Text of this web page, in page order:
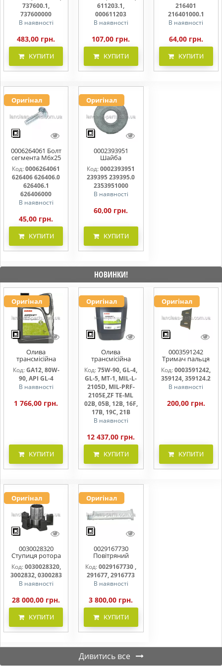
737600000
737600.1,
737600000
В наявності
483,00 грн.
КУПИТИ
000611203
611203.1,
000611203
В наявності
107,00 грн.
КУПИТИ
216401000
216401
216401000.1
В наявності
64,00 грн.
КУПИТИ
Оригінал
0006264061 Болт
сегмента М6х25
626406 626406.0
626406.1
626406000
Код:0006264061
626406 626406.0
626406.1
626406000
В наявності
45,00 грн.
КУПИТИ
Оригінал
0002393951
Шайба
контактна 239395
239395.0
2353951000
Код: 0002393951
239395 239395.0
2353951000
В наявності
60,00 грн.
КУПИТИ
НОВИНКИ!
Оригінал
Олива
трансмісійна
AGRISHIFT GA12 5
л
Код:GA12, 80W-
90, API GL-4
В наявності
1 766,00 грн.
КУПИТИ
Оригінал
Олива
трансмісійна
AGRISHIFT SYN FE
75W90 20л
Код: 75W-90, GL-4,
GL-5, MT-1, MIL-L-
2105D, MIL-PRF-
2105E,ZF TE-ML
02B, 05B, 12B, 16F,
17B, 19C, 21B
В наявності
12 437,00 грн.
КУПИТИ
Оригінал
0003591242
Тримач пальця
жниварки
Код:0003591242,
359124, 359124.2
В наявності
200,00 грн.
КУПИТИ
Оригінал
0030028320
Ступиця ротора
CLAAS
Код:0030028320,
3002832, 0300283
В наявності
28 000,00 грн.
КУПИТИ
Оригінал
0029167730
Повітряний
фільтр бака
(фільтр AdBlue)
Код: 0029167730 ,
291677, 2916773
В наявності
3 800,00 грн.
КУПИТИ
Дивитись все